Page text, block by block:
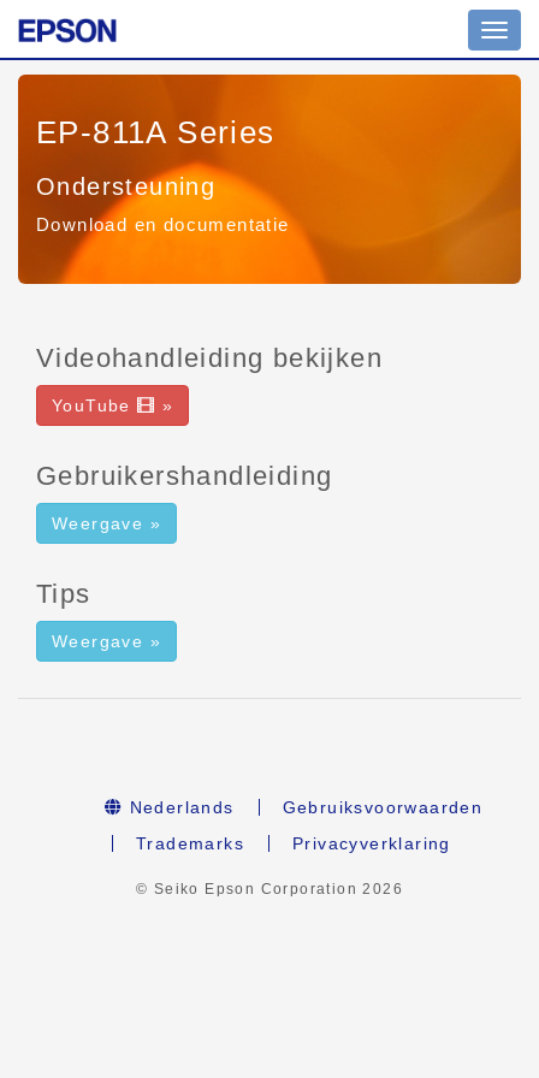
EP-811A Series
Ondersteuning
Download en documentatie
Videohandleiding bekijken
YouTube »
Gebruikershandleiding
Weergave »
Tips
Weergave »
Nederlands
Gebruiksvoorwaarden
Trademarks
Privacyverklaring
© Seiko Epson Corporation2026